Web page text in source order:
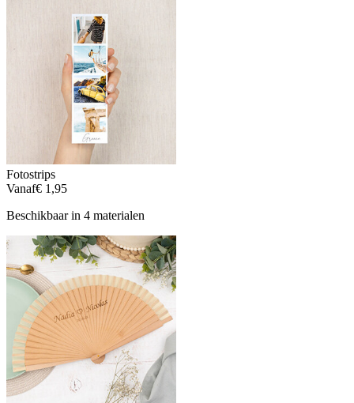
Fotostrips
Vanaf€ 1,95
Beschikbaar in 4 materialen